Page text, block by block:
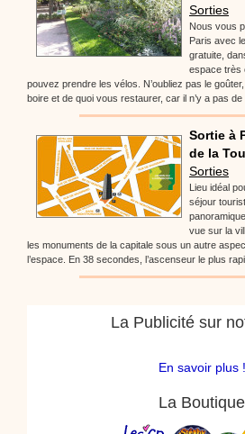
Sorties
Nous vous
Paris avec
gratuite,
espace très
pouvez prendre les vélos. N’oubliez pas le
boire et de quoi vous restaurer, car il n’y a pas de
Sortie à
de la
Sorties
Lieu idéal
séjour
vue sur la
les monuments de la capitale sous un autre
l’espace. En 38 secondes, l’ascenseur le plus
La Publicité sur
En savoir plus !
La Boutique